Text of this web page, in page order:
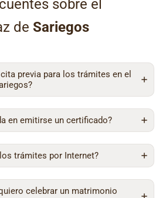
sobre el
de Sariegos
previa para los trámites en el
en emitirse un certificado?
trámites por Internet?
celebrar un matrimonio